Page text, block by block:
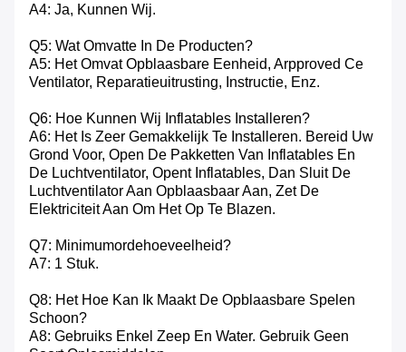
A4: Ja, Kunnen Wij.
Q5: Wat Omvatte In De Producten?
A5: Het Omvat Opblaasbare Eenheid, Arpproved Ce
Ventilator, Reparatieuitrusting, Instructie, Enz.
Q6: Hoe Kunnen Wij Inflatables Installeren?
A6: Het Is Zeer Gemakkelijk Te Installeren. Bereid Uw
Grond Voor, Open De Pakketten Van Inflatables En
De Luchtventilator, Opent Inflatables, Dan Sluit De
Luchtventilator Aan Opblaasbaar Aan, Zet De
Elektriciteit Aan Om Het Op Te Blazen.
Q7: Minimumordehoeveelheid?
A7: 1 Stuk.
Q8: Het Hoe Kan Ik Maakt De Opblaasbare Spelen
Schoon?
A8: Gebruiks Enkel Zeep En Water. Gebruik Geen